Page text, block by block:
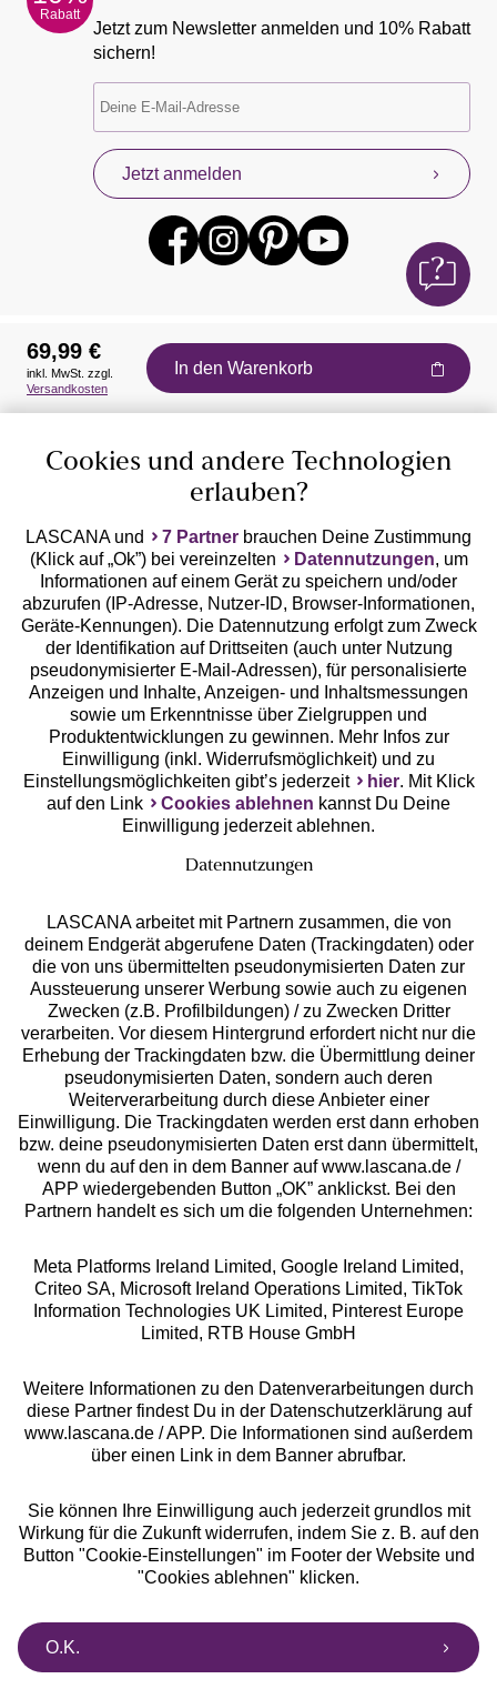
Rabatt
Jetzt zum Newsletter anmelden und 10% Rabatt
sichern!
Jetzt anmelden
Auszeichnungen
Geprüfte Sicherheit
Unsere Apps
Services
Beratung
Über uns
Rechtliches
Alle Preise inkl. MwSt., zzgl.
Versandkosten
** Bonität vorausgesetzt, berechtigt zur Bonitätsprüfung
69,99 €
inkl. MwSt. zzgl.
Versandkosten
In den Warenkorb
Cookies und andere Technologien
erlauben?
LASCANA und 7 Partner brauchen Deine Zustimmung
(Klick auf „Ok”) bei vereinzelten
Datennutzungen, um
Informationen auf einem Gerät zu speichern und/oder
abzurufen (IP-Adresse, Nutzer-ID, Browser-Informationen,
Geräte-Kennungen). Die Datennutzung erfolgt zum Zweck
der Identifikation auf Drittseiten (auch unter Nutzung
pseudonymisierter E-Mail-Adressen), für personalisierte
Anzeigen und Inhalte, Anzeigen- und Inhaltsmessungen
sowie um Erkenntnisse über Zielgruppen und
Produktentwicklungen zu gewinnen. Mehr Infos zur
Einwilligung (inkl. Widerrufsmöglichkeit) und zu
Einstellungsmöglichkeiten gibt’s jederzeit
hier. Mit Klick
auf den Link
Cookies ablehnen kannst Du Deine
Einwilligung jederzeit ablehnen.
Datennutzungen
LASCANA arbeitet mit Partnern zusammen, die von
deinem Endgerät abgerufene Daten (Trackingdaten) oder
die von uns übermittelten pseudonymisierten Daten zur
Aussteuerung unserer Werbung sowie auch zu eigenen
Zwecken (z.B. Profilbildungen) / zu Zwecken Dritter
verarbeiten. Vor diesem Hintergrund erfordert nicht nur die
Erhebung der Trackingdaten bzw. die Übermittlung deiner
pseudonymisierten Daten, sondern auch deren
Weiterverarbeitung durch diese Anbieter einer
Einwilligung. Die Trackingdaten werden erst dann erhoben
bzw. deine pseudonymisierten Daten erst dann übermittelt,
wenn du auf den in dem Banner auf www.lascana.de /
APP wiedergebenden Button „OK” anklickst. Bei den
Partnern handelt es sich um die folgenden Unternehmen:
Meta Platforms Ireland Limited, Google Ireland Limited,
Criteo SA, Microsoft Ireland Operations Limited, TikTok
Information Technologies UK Limited, Pinterest Europe
Limited, RTB House GmbH
Weitere Informationen zu den Datenverarbeitungen durch
diese Partner findest Du in der Datenschutzerklärung auf
www.lascana.de / APP. Die Informationen sind außerdem
über einen Link in dem Banner abrufbar.
Sie können Ihre Einwilligung auch jederzeit grundlos mit
Wirkung für die Zukunft widerrufen, indem Sie z. B. auf den
Button "Cookie-Einstellungen" im Footer der Website und
"Cookies ablehnen" klicken.
O.K.